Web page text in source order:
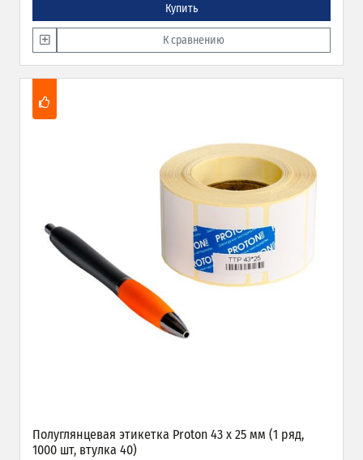
Купить
К сравнению
Полуглянцевая этикетка Proton 43 x 25 мм (1 ряд,
1000 шт, втулка 40)